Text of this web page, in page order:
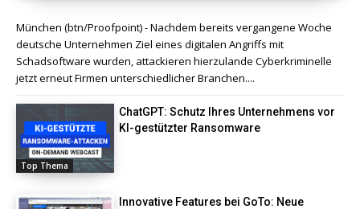
München (btn/Proofpoint) - Nachdem bereits vergangene Woche
deutsche Unternehmen Ziel eines digitalen Angriffs mit
Schadsoftware wurden, attackieren hierzulande Cyberkriminelle
jetzt erneut Firmen unterschiedlicher Branchen....
Top Thema
ChatGPT: Schutz Ihres Unternehmens vor
KI-gestützter Ransomware
Innovative Features bei GoTo: Neue